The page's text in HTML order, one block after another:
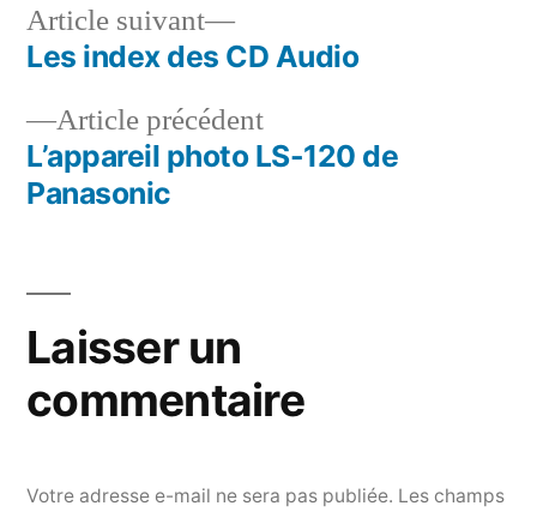
Navigation
de
l’article
Article précédentArticle
précédent :
L’appareil photo LS-120 de
Panasonic
Article suivant
Article
suivant :
Les index des CD Audio
Laisser un
commentaire
Votre adresse e-mail ne sera pas publiée. Les champs